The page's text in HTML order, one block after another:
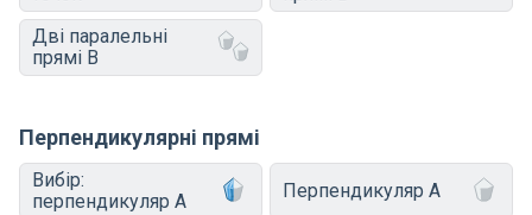
Дві паралельні
прямі B
Перпендикулярні прямі
Вибір:
перпендикуляр A
Перпендикуляр A